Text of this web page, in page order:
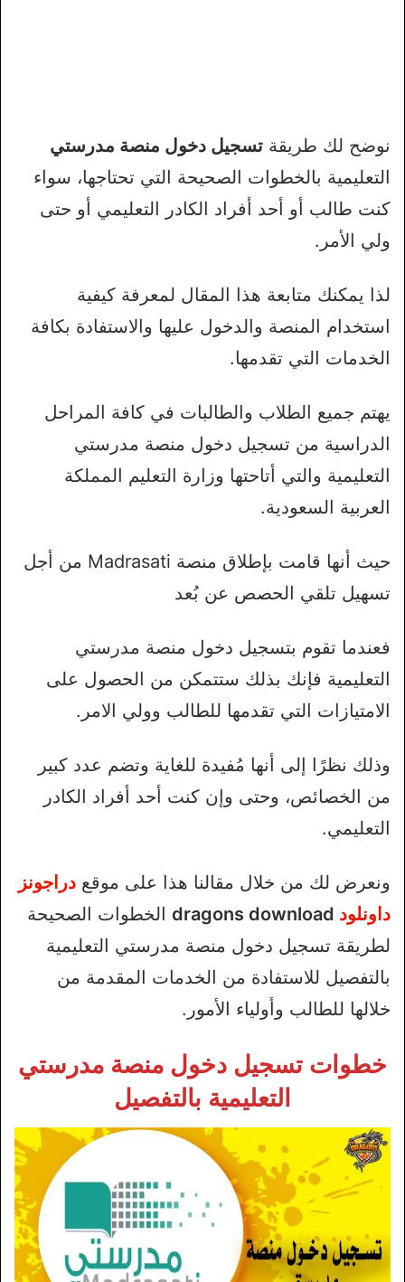
نوضح لك طريقة تسجيل دخول منصة مدرستي
التعليمية بالخطوات الصحيحة التي تحتاجها، سواء
كنت طالب أو أحد أفراد الكادر التعليمي أو حتى
ولي الأمر.
لذا يمكنك متابعة هذا المقال لمعرفة كيفية
استخدام المنصة والدخول عليها والاستفادة بكافة
الخدمات التي تقدمها.
يهتم جميع الطلاب والطالبات في كافة المراحل
الدراسية من تسجيل دخول منصة مدرستي
التعليمية والتي أتاحتها وزارة التعليم المملكة
العربية السعودية.
حيث أنها قامت بإطلاق منصة Madrasati من أجل
تسهيل تلقي الحصص عن بُعد
فعندما تقوم بتسجيل دخول منصة مدرستي
التعليمية فإنك بذلك ستتمكن من الحصول على
الامتيازات التي تقدمها للطالب وولي الامر.
وذلك نظرًا إلى أنها مُفيدة للغاية وتضم عدد كبير
من الخصائص، وحتى وإن كنت أحد أفراد الكادر
التعليمي.
ونعرض لك من خلال مقالنا هذا على موقع دراجونز
داونلود
الخطوات الصحيحة
لطريقة تسجيل دخول منصة مدرستي التعليمية
بالتفصيل للاستفادة من الخدمات المقدمة من
خلالها للطالب وأولياء الأمور.
خطوات تسجيل دخول منصة مدرستي
التعليمية بالتفصيل